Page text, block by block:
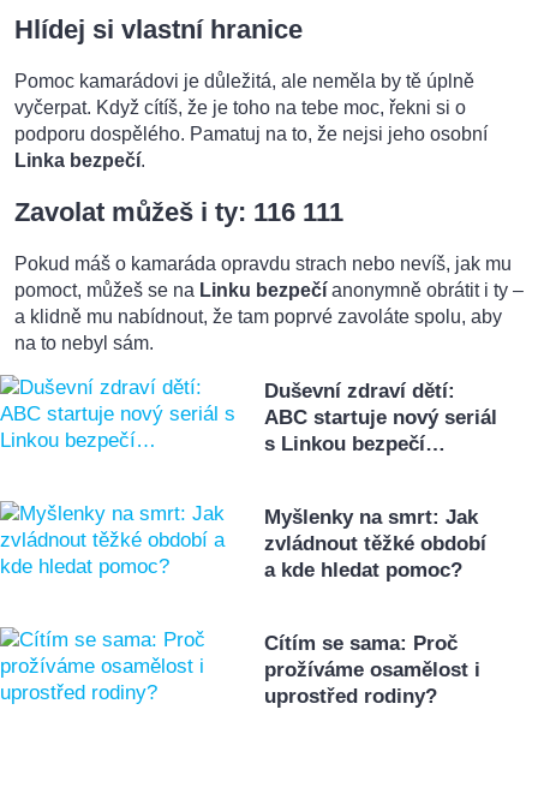
Hlídej si vlastní hranice
Pomoc kamarádovi je důležitá, ale neměla by tě úplně
vyčerpat. Když cítíš, že je toho na tebe moc, řekni si o
podporu dospělého. Pamatuj na to, že nejsi jeho osobní
Linka bezpečí.
Zavolat můžeš i ty: 116 111
Pokud máš o kamaráda opravdu strach nebo nevíš, jak mu
pomoct, můžeš se na Linku bezpečí anonymně obrátit i ty –
a klidně mu nabídnout, že tam poprvé zavoláte spolu, aby
na to nebyl sám.
Duševní zdraví dětí:
ABC startuje nový seriál
s Linkou bezpečí…
Myšlenky na smrt: Jak
zvládnout těžké období
a kde hledat pomoc?
Cítím se sama: Proč
prožíváme osamělost i
uprostřed rodiny?